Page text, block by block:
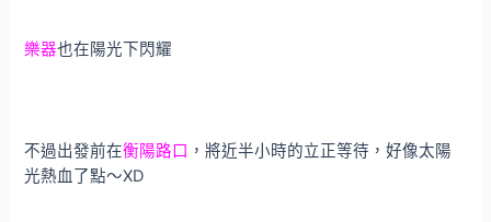
樂器也在陽光下閃耀
不過出發前在衡陽路口 ，將近半小時的立正等待，好像太陽
光熱血了點～XD